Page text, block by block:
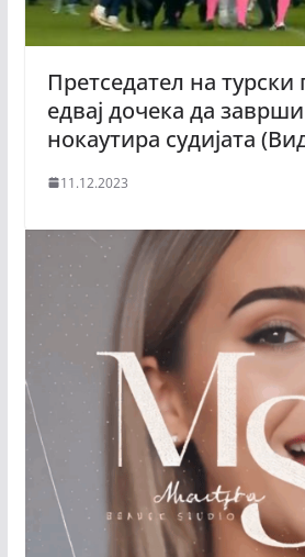
Претседател на
едвај дочека да
нокаутира судијата
11.12.2023